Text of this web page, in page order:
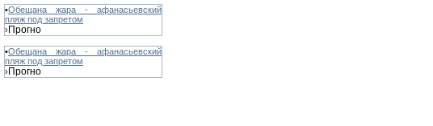
•Обещана жара - афанасьевский
пляж под запретом
›Прогно
•Обещана жара - афанасьевский
пляж под запретом
›Прогно